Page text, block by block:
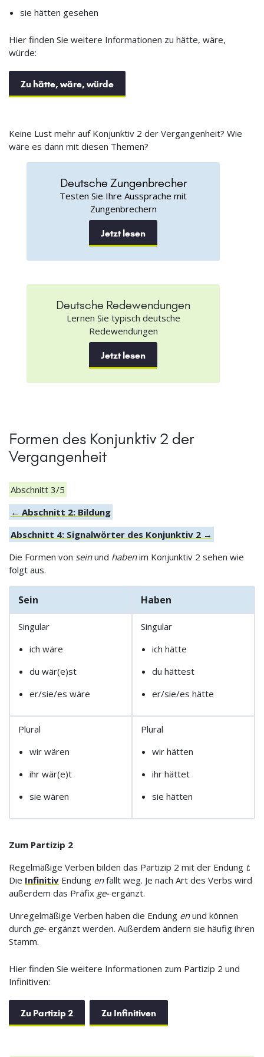
sie hätten gesehen
Hier finden Sie weitere Informationen zu hätte, wäre,
würde:
Zu hätte, wäre, würde
Keine Lust mehr auf Konjunktiv 2 der Vergangenheit? Wie
wäre es dann mit diesen Themen?
Deutsche Zungenbrecher
Testen Sie Ihre Aussprache mit
Zungenbrechern
Jetzt lesen
Deutsche Redewendungen
Lernen Sie typisch deutsche
Redewendungen
Jetzt lesen
Formen des Konjunktiv 2 der
Vergangenheit
Abschnitt 3/5
← Abschnitt 2: Bildung
Abschnitt 4: Signalwörter des Konjunktiv 2 →
Die Formen von seinund habenim Konjunktiv 2 sehen wie
folgt aus.
Sein Haben
Singular
ich wäre
du wär(e)st
er/sie/es wäre
Singular
ich hätte
du hättest
er/sie/es hätte
Plural
wir wären
ihr wär(e)t
sie wären
Plural
wir hätten
ihr hättet
sie hätten
Zum Partizip 2
Regelmäßige Verben bilden das Partizip 2 mit der Endung t.
Die Infinitiv Endung enfällt weg. Je nach Art des Verbs wird
außerdem das Präfix ge-ergänzt.
Unregelmäßige Verben haben die Endung enund können
durch ge-ergänzt werden. Außerdem ändern sie häufig ihren
Stamm.
Hier finden Sie weitere Informationen zum Partizip 2 und
Infinitiven:
Zu Partizip 2 Zu Infinitiven